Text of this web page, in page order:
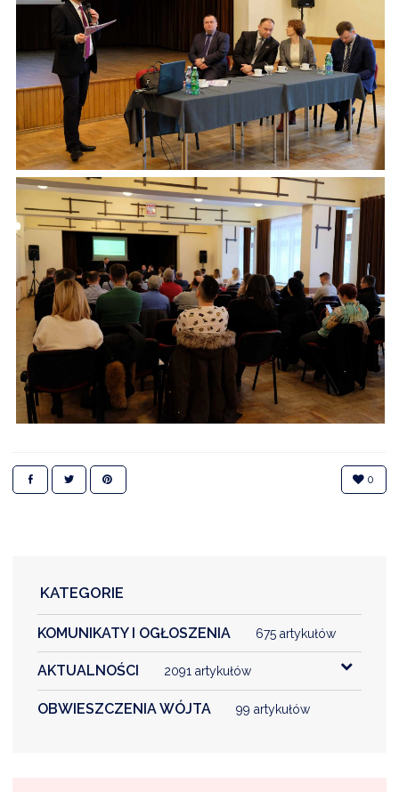
0
KATEGORIE
KOMUNIKATY I OGŁOSZENIA 675 artykułów
AKTUALNOŚCI 2091 artykułów
OBWIESZCZENIA WÓJTA 99 artykułów